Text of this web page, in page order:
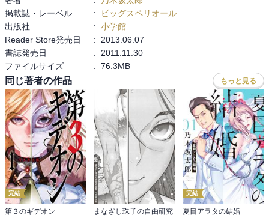
掲載誌・レーベル
:
ビッグスペリオール
出版社
: 小学館
Reader Store発売日
:
2013.06.07
書誌発売日
:
2011.11.30
ファイルサイズ
: 76.3MB
同じ著者の作品 もっと見る
完結
第３のギデオン
まなざし珠子の自由研究
完結
夏目アラタの結婚